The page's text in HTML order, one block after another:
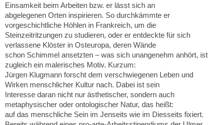
Einsamkeit beim Arbeiten bzw. er lässt sich an
abgelegenen Orten inspirieren. So durchkämmte er
vorgeschichtliche Höhlen in Frankreich, um die
Steinzeitritzungen zu studieren, oder er entdeckte für sich
verlassene Klöster in Osteuropa, deren Wände
schon Schimmel ansetzten – was sich unangenehm anhört, ist
zugleich ein malerisches Motiv. Kurzum:
Jürgen Klugmann forscht dem verschwiegenen Leben und
Wirken menschlicher Kultur nach. Dabei ist sein
Interesse daran nicht nur ästhetischer, sondern auch
metaphysischer oder ontologischer Natur, das heißt:
auf das menschliche Sein im Jenseits wie im Diesseits fixiert.